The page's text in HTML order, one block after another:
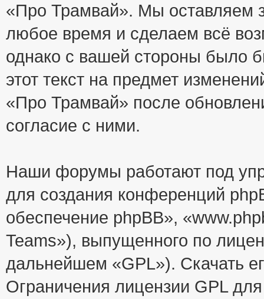
«Про Трамвай». Мы оставляем
любое время и сделаем всё
однако с вашей стороны было
этот текст на предмет
«Про Трамвай» после
согласие с ними.
Наши форумы работают под
для создания конференций
обеспечение phpBB»,
Teams»), выпущенного по
дальнейшем «GPL»). Скачать
Ограничения лицензии GPL